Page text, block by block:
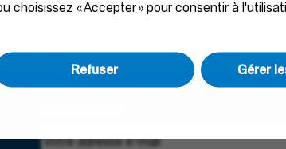
choisissez « Accepter » pour consentir à
Refuser Gérer